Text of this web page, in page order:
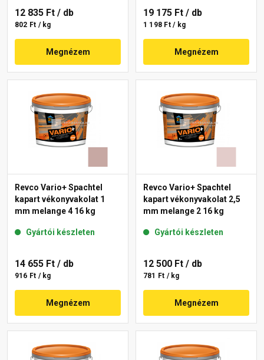
12 835 Ft / db
802 Ft / kg
Megnézem
19 175 Ft / db
1 198 Ft / kg
Megnézem
Revco Vario+ Spachtel
kapart vékonyvakolat 1
mm melange 4 16 kg
Gyártói készleten
14 655 Ft / db
916 Ft / kg
Megnézem
Revco Vario+ Spachtel
kapart vékonyvakolat 2,5
mm melange 2 16 kg
Gyártói készleten
12 500 Ft / db
781 Ft / kg
Megnézem